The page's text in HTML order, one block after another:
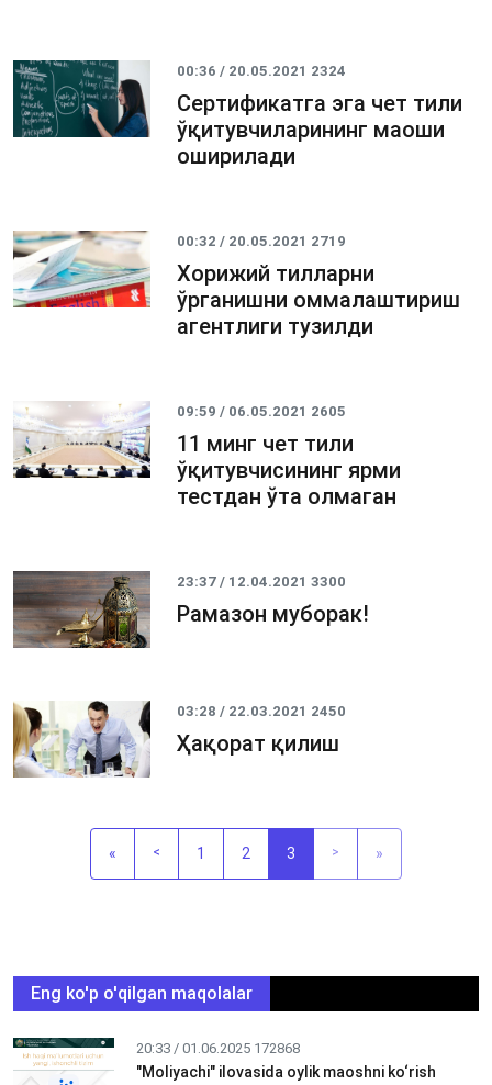
00:36 / 20.05.2021 2324
Сертификатга эга чет тили
ўқитувчиларининг маоши
оширилади
00:32 / 20.05.2021 2719
Хорижий тилларни
ўрганишни оммалаштириш
агентлиги тузилди
09:59 / 06.05.2021 2605
11 минг чет тили
ўқитувчисининг ярми
тестдан ўта олмаган
23:37 / 12.04.20213300
Рамазон муборак!
03:28 / 22.03.2021 2450
Ҳақорат қилиш
« < 1 2 3 > »
Eng ko'p o'qilgan maqolalar
20:33 / 01.06.2025 172868
"Moliyachi" ilovasida oylik maoshni ko‘rish